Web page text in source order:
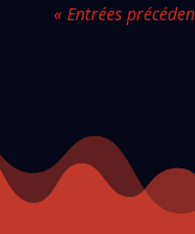
« Entrées